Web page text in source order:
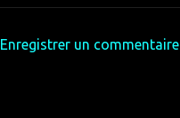
Enregistrer un commentaire